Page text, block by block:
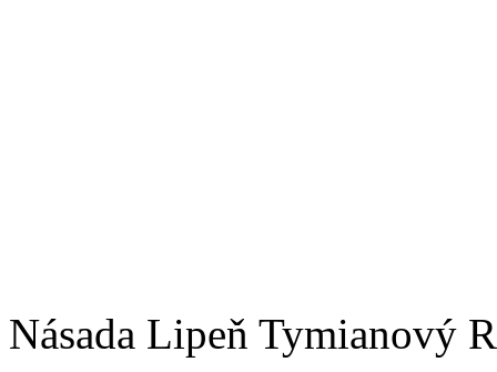
Násada Lipeň Tymianový